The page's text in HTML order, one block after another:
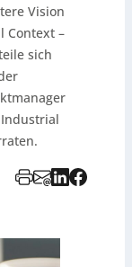
Vision
Context –
sich